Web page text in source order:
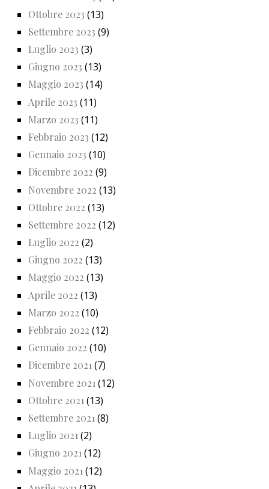
Ottobre 2023 (13)
Settembre 2023 (9)
Luglio 2023 (3)
Giugno 2023 (13)
Maggio 2023 (14)
Aprile 2023 (11)
Marzo 2023 (11)
Febbraio 2023 (12)
Gennaio 2023 (10)
Dicembre 2022 (9)
Novembre 2022 (13)
Ottobre 2022 (13)
Settembre 2022 (12)
Luglio 2022 (2)
Giugno 2022 (13)
Maggio 2022 (13)
Aprile 2022 (13)
Marzo 2022 (10)
Febbraio 2022 (12)
Gennaio 2022 (10)
Dicembre 2021(7)
Novembre 2021 (12)
Ottobre 2021 (13)
Settembre 2021 (8)
Luglio 2021 (2)
Giugno 2021(12)
Maggio 2021 (12)